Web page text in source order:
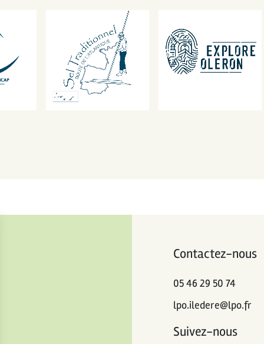
Contactez-nous
05 46 29 50 74
lpo.iledere@lpo.fr
Suivez-nous